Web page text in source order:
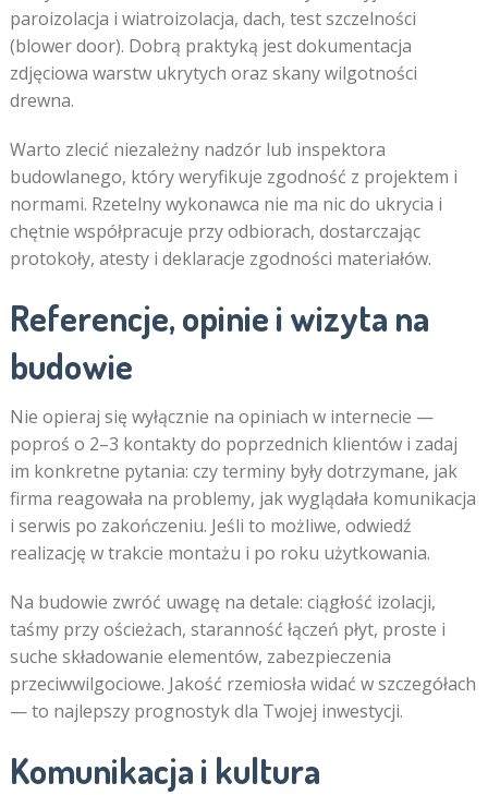
paroizolacja i wiatroizolacja, dach, test szczelności
(blower door). Dobrą praktyką jest dokumentacja
zdjęciowa warstw ukrytych oraz skany wilgotności
drewna.
Warto zlecić niezależny nadzór lub inspektora
budowlanego, który weryfikuje zgodność z projektem i
normami. Rzetelny wykonawca nie ma nic do ukrycia i
chętnie współpracuje przy odbiorach, dostarczając
protokoły, atesty i deklaracje zgodności materiałów.
Referencje, opinie i wizyta na
budowie
Nie opieraj się wyłącznie na opiniach w internecie —
poproś o 2–3 kontakty do poprzednich klientów i zadaj
im konkretne pytania: czy terminy były dotrzymane, jak
firma reagowała na problemy, jak wyglądała komunikacja
i serwis po zakończeniu. Jeśli to możliwe, odwiedź
realizację w trakcie montażu i po roku użytkowania.
Na budowie zwróć uwagę na detale: ciągłość izolacji,
taśmy przy ościeżach, staranność łączeń płyt, proste i
suche składowanie elementów, zabezpieczenia
przeciwwilgociowe. Jakość rzemiosła widać w szczegółach
— to najlepszy prognostyk dla Twojej inwestycji.
Komunikacja i kultura